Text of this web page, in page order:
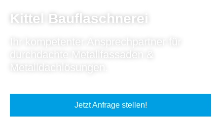
Kittel Bauflaschnerei
Ihr kompetenter Ansprechpartner für
durchdachte Metallfassaden &
Metalldachlösungen.
Jetzt Anfrage stellen!